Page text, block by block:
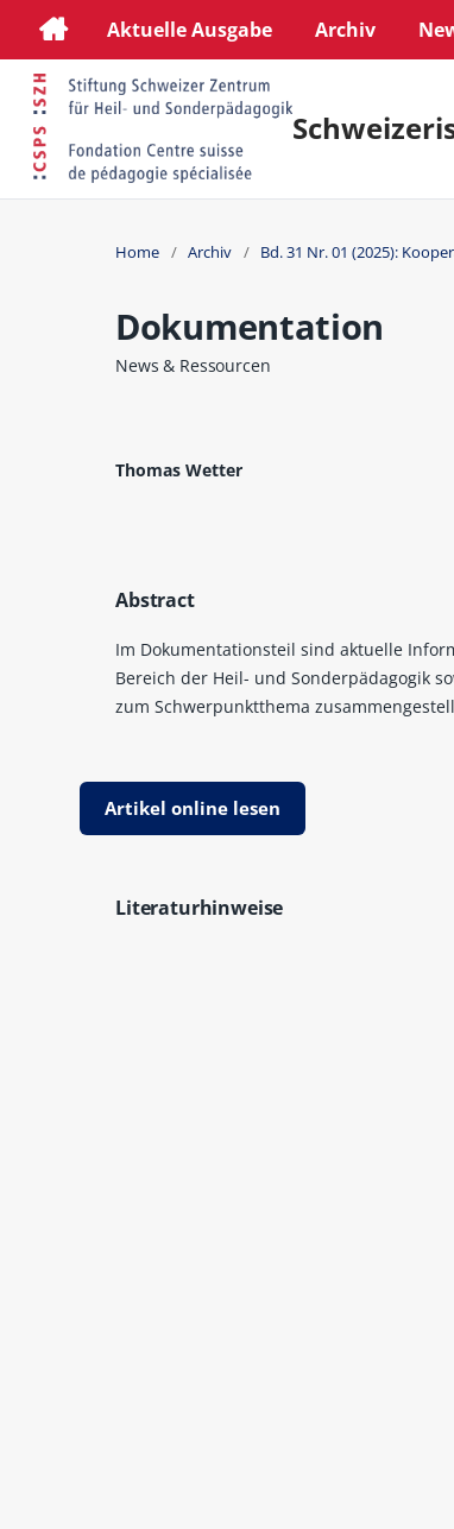
Aktuelle Ausgabe Archiv
Home / Archiv / Bd. 31 Nr. 01 (2025):
Dokumentation
News & Ressourcen
Thomas Wetter
Abstract
Im Dokumentationsteil sind aktuelle
Bereich der Heil- und Sonderpädagogik
zum Schwerpunktthema
Artikel online lesen
Literaturhinweise